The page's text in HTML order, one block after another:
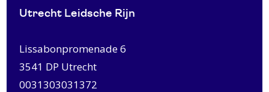
Utrecht Leidsche Rijn
Lissabonpromenade 6
3541 DP Utrecht
0031303031372